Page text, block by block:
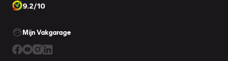
9.2/10
Mijn Vakgarage